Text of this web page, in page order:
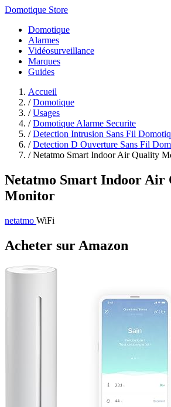
Domotique Store
Domotique
Alarmes
Vidéosurveillance
Marques
Guides
Accueil
/ Domotique
/ Usages
/ Domotique Alarme Securite
/ Detection Intrusion Sans Fil
/ Detection D Ouverture Sans Fil
/ Netatmo Smart Indoor Air Quality
Netatmo Smart Indoor Air
Monitor
netatmo WiFi
Acheter sur Amazon